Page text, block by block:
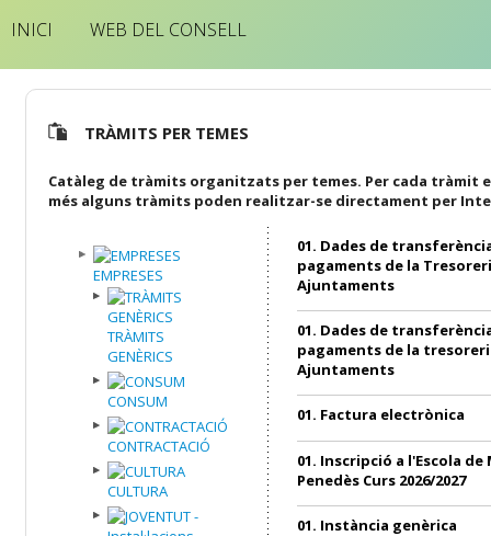
INICI WEB DEL CONSELL
TRÀMITS PER TEMES
Catàleg de tràmits organitzats per temes. Per cada tràmit
més alguns tràmits poden realitzar-se directament per
EMPRESES
TRÀMITS
GENÈRICS
CONSUM
CONTRACTACIÓ
CULTURA
01. Dades de
pagaments de la
Ajuntaments
01. Dades de
pagaments de la
Ajuntaments
01. Factura electrònica
01. Inscripció a l'Escola
Penedès Curs 2026/2027
01. Instància genèrica